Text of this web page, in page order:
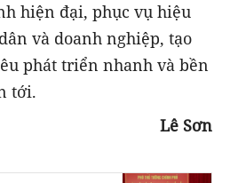
hiện đại, phục vụ hiệu
và doanh nghiệp, tạo
phát triển nhanh và bền
tới.
Lê Sơn